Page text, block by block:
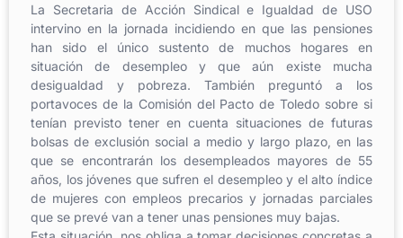
La Secretaria de Acción Sindical e Igualdad de USO
intervino en la jornada incidiendo en que las pensiones
han sido el único sustento de muchos hogares en
situación de desempleo y que aún existe mucha
desigualdad y pobreza. También preguntó a los
portavoces de la Comisión del Pacto de Toledo sobre si
tenían previsto tener en cuenta situaciones de futuras
bolsas de exclusión social a medio y largo plazo, en las
que se encontrarán los desempleados mayores de 55
años, los jóvenes que sufren el desempleo y el alto índice
de mujeres con empleos precarios y jornadas parciales
que se prevé van a tener unas pensiones muy bajas.